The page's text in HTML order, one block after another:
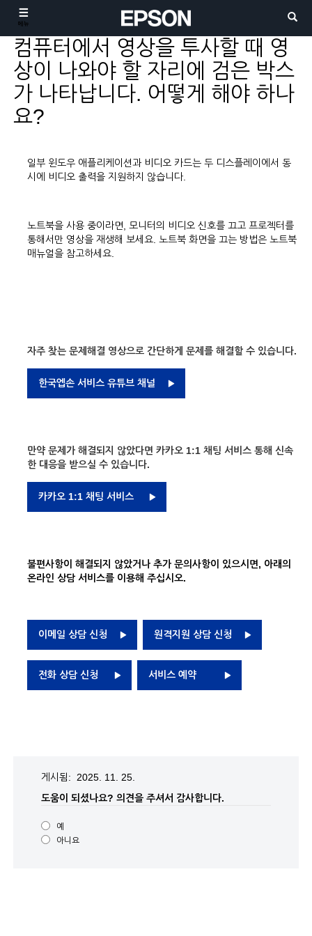
메뉴
컴퓨터에서 영상을 투사할 때 영
상이 나와야 할 자리에 검은 박스
가 나타납니다. 어떻게 해야 하나
요?
일부 윈도우 애플리케이션과 비디오 카드는 두 디스플레이에서 동
시에 비디오 출력을 지원하지 않습니다.
노트북을 사용 중이라면, 모니터의 비디오 신호를 끄고 프로젝터를
통해서만 영상을 재생해 보세요. 노트북 화면을 끄는 방법은 노트북
매뉴얼을 참고하세요.
자주 찾는 문제해결 영상으로 간단하게 문제를 해결할 수 있습니다.
한국엡손 서비스 유튜브 채널
만약 문제가 해결되지 않았다면 카카오 1:1 채팅 서비스 통해 신속
한 대응을 받으실 수 있습니다.
카카오 1:1 채팅 서비스
불편사항이 해결되지 않았거나 추가 문의사항이 있으시면, 아래의
온라인 상담 서비스를 이용해 주십시오.
이메일 상담 신청 원격지원 상담 신청
전화 상담 신청 서비스 예약
게시됨: 2025. 11. 25.
도움이 되셨나요? 의견을 주셔서 감사합니다.
예
아니요